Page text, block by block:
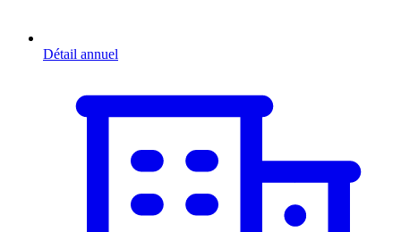
Détail annuel